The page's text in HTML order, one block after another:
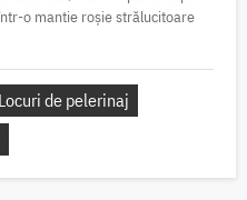
o mantie roșie strălucitoare
Locuri de pelerinaj